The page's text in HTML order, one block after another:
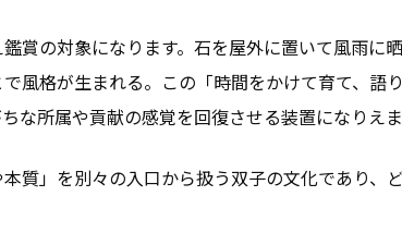
賞の対象になります。石を屋外に置いて風雨に晒
風格が生まれる。この「時間をかけて育て、語
な所属や貢献の感覚を回復させる装置になりえま
質」を別々の入口から扱う双子の文化であり、